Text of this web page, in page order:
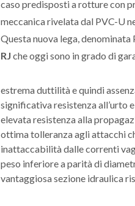
caso predisposti a rotture con
meccanica rivelata dal PVC-U
Questa nuova lega,
RJ che oggi sono in grado di
estrema duttilità e quindi
significativa resistenza all’urto
elevata resistenza alla
ottima tolleranza agli attacchi
inattaccabilità dalle correnti
peso inferiore a parità di
vantaggiosa sezione idraulica